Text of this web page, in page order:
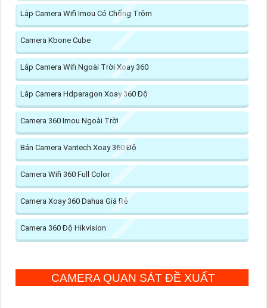
Lắp Camera Wifi Imou Có Chống Trộm
Camera Kbone Cube
Lắp Camera Wifi Ngoài Trời Xoay 360
Lắp Camera Hdparagon Xoay 360 Độ
Camera 360 Imou Ngoài Trời
Bán Camera Vantech Xoay 360 Độ
Camera Wifi 360 Full Color
Camera Xoay 360 Dahua Giá Rẻ
Camera 360 Độ Hikvision
CAMERA QUAN SÁT ĐỀ XUẤT